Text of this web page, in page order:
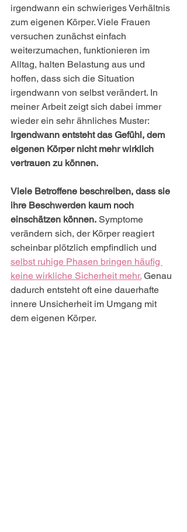
irgendwann ein schwieriges Verhältnis
zum eigenen Körper. Viele Frauen
versuchen zunächst einfach
weiterzumachen, funktionieren im
Alltag, halten Belastung aus und
hoffen, dass sich die Situation
irgendwann von selbst verändert. In
meiner Arbeit zeigt sich dabei immer
wieder ein sehr ähnliches Muster:
Irgendwann entsteht das Gefühl, dem
eigenen Körper nicht mehr wirklich
vertrauen zu können.
Viele Betroffene beschreiben, dass sie
ihre Beschwerden kaum noch
einschätzen können. Symptome
verändern sich, der Körper reagiert
scheinbar plötzlich empfindlich und
selbst ruhige Phasen bringen häufig
keine wirkliche Sicherheit mehr. Genau
dadurch entsteht oft eine dauerhafte
innere Unsicherheit im Umgang mit
dem eigenen Körper.